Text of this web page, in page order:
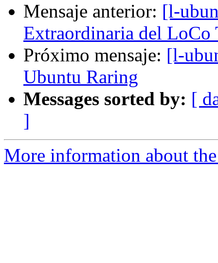
Mensaje anterior: [l-
Extraordinaria del LoCo
Próximo mensaje: [l-
Ubuntu Raring
Messages sorted by: [
]
More information about